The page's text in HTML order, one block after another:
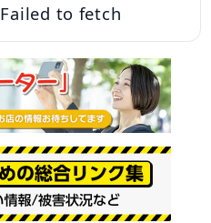
Failed to fetch